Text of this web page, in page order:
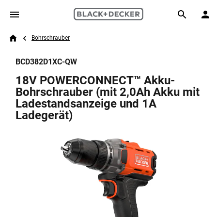
Skip to main content
Search
Breadcrumb
Bohrschrauber
BCD382D1XC-QW
18V POWERCONNECT™ Akku-
Bohrschrauber (mit 2,0Ah Akku mit
Ladestandsanzeige und 1A
Ladegerät)